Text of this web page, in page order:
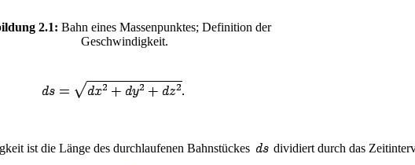
2.1: Bahn eines Massenpunktes; Definition der
Geschwindigkeit.
ist die Länge des durchlaufenen Bahnstückes dividiert durch das